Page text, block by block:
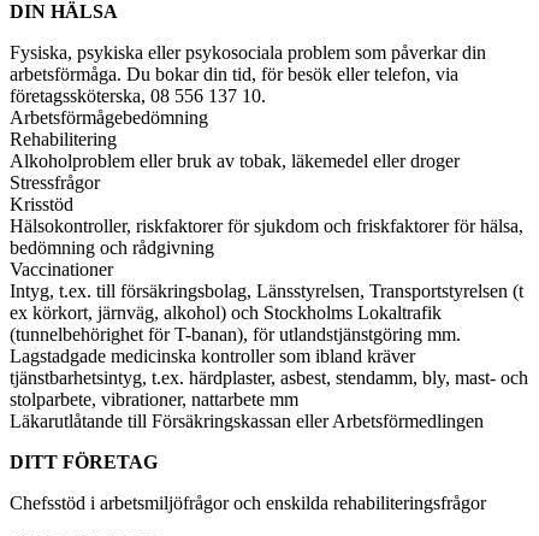
DIN HÄLSA
Fysiska, psykiska eller psykosociala problem som påverkar din
arbetsförmåga. Du bokar din tid, för besök eller telefon, via
företagssköterska, 08 556 137 10.
Arbetsförmågebedömning
Rehabilitering
Alkoholproblem eller bruk av tobak, läkemedel eller droger
Stressfrågor
Krisstöd
Hälsokontroller, riskfaktorer för sjukdom och friskfaktorer för hälsa,
bedömning och rådgivning
Vaccinationer
Intyg, t.ex. till försäkringsbolag, Länsstyrelsen, Transportstyrelsen (t
ex körkort, järnväg, alkohol) och Stockholms Lokaltrafik
(tunnelbehörighet för T-banan), för utlandstjänstgöring mm.
Lagstadgade medicinska kontroller som ibland kräver
tjänstbarhetsintyg, t.ex. härdplaster, asbest, stendamm, bly, mast- och
stolparbete, vibrationer, nattarbete mm
Läkarutlåtande till Försäkringskassan eller Arbetsförmedlingen
DITT FÖRETAG
Chefsstöd i arbetsmiljöfrågor och enskilda rehabiliteringsfrågor